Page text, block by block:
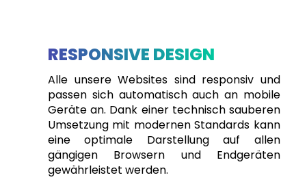
RESPONSIVE DESIGN
Alle unsere Websites sind responsiv und
passen sich automatisch auch an mobile
Geräte an. Dank einer technisch sauberen
Umsetzung mit modernen Standards kann
eine optimale Darstellung auf allen
gängigen Browsern und Endgeräten
gewährleistet werden.